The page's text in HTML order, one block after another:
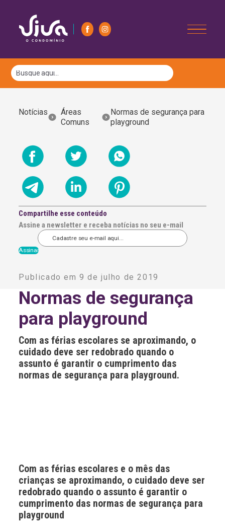
Notícias
Áreas
Comuns
Normas de segurança para
playground
Compartilhe esse conteúdo
Assine a newsletter e receba notícias no seu e-mail
t
n
i
v
e
:
Publicado em 9 de julho de 2019
Normas de segurança
para playground
Com as férias escolares se aproximando, o
cuidado deve ser redobrado quando o
assunto é garantir o cumprimento das
normas de segurança para playground.
Com as férias escolares e o mês das
crianças se aproximando, o cuidado deve ser
redobrado quando o assunto é garantir o
cumprimento das normas de segurança para
playground